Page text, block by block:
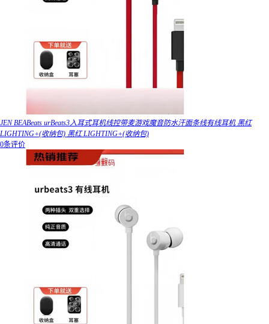
JEN BEABeats urBeats3入耳式耳机线控带麦游戏魔音防水汗面条线有线耳机 黑红
LIGHTING+(收纳包) 黑红 LIGHTING+(收纳包)
0条评价